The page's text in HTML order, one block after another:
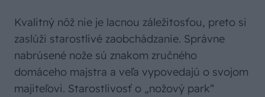
Kvalitný nôž nie je lacnou záležitosťou, preto si
zaslúži starostlivé zaobchádzanie. Správne
nabrúsené nože sú znakom zručného
domáceho majstra a veľa vypovedajú o svojom
majiteľovi. Starostlivosť o „nožový park“